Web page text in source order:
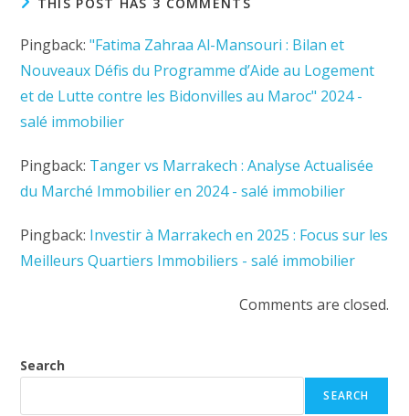
Pingback:"Fatima Zahraa Al-Mansouri : Bilan et
Nouveaux Défis du Programme d’Aide au Logement
et de Lutte contre les Bidonvilles au Maroc" 2024 -
salé immobilier
Pingback: Tanger vs Marrakech : Analyse Actualisée
du Marché Immobilier en 2024 - salé immobilier
Pingback: Investir à Marrakech en 2025 : Focus sur les
Meilleurs Quartiers Immobiliers - salé immobilier
Comments are closed.
Search
SEARCH